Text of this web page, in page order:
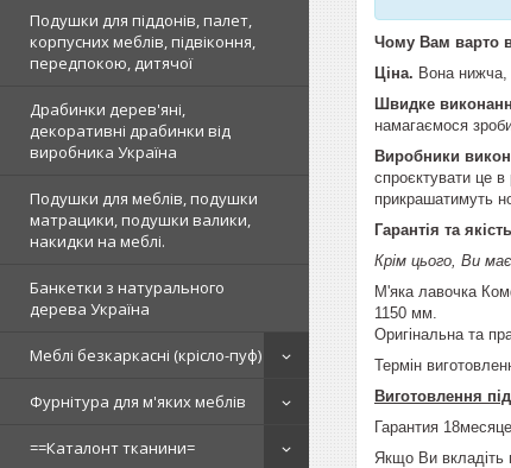
Подушки для піддонів, палет,
корпусних меблів, підвіконня,
передпокою, дитячої
Драбинки дерев'яні,
декоративні драбинки від
виробника Україна
Подушки для меблів, подушки
матрацики, подушки валики,
накидки на меблі.
Банкетки з натурального
дерева Україна
Меблі безкаркасні (крісло-пуф)
Фурнітура для м'яких меблів
==Каталонт тканини=
Чому Вам варто
Ціна. Вона нижча,
Швидке
намагаємося
Виробники
спроєктувати це в
прикрашатимуть
Гарантія та
Крім цього, Ви
М'яка лавочка
1150 мм.
Оригінальна та
Термін
Виготовлення
Гарантия
Якщо Ви вкладіть